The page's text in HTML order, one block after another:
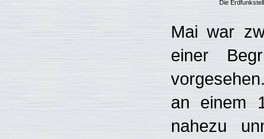
Die
Mai war
einer
an einem
nahezu